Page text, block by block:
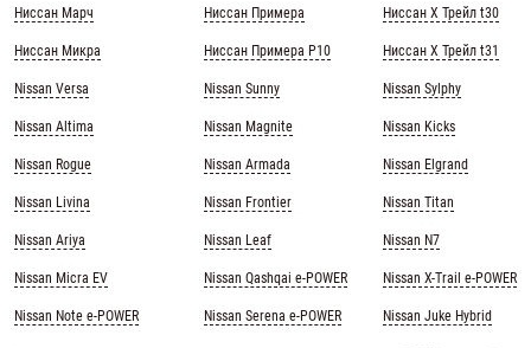
Ниссан Марч
Ниссан Микра
Nissan Versa
Nissan Altima
Nissan Rogue
Nissan Livina
Nissan Ariya
Nissan Micra EV
Nissan Note e-POWER
Ниссан Примера
Ниссан Примера Р10
Nissan Sunny
Nissan Magnite
Nissan Armada
Nissan Frontier
Nissan Leaf
Nissan Qashqai e-POWER
Nissan Serena e-POWER
Ниссан Х Трейл t30
Ниссан Х Трейл t31
Nissan Sylphy
Nissan Kicks
Nissan Elgrand
Nissan Titan
Nissan N7
Nissan X-Trail e-POWER
Nissan Juke Hybrid